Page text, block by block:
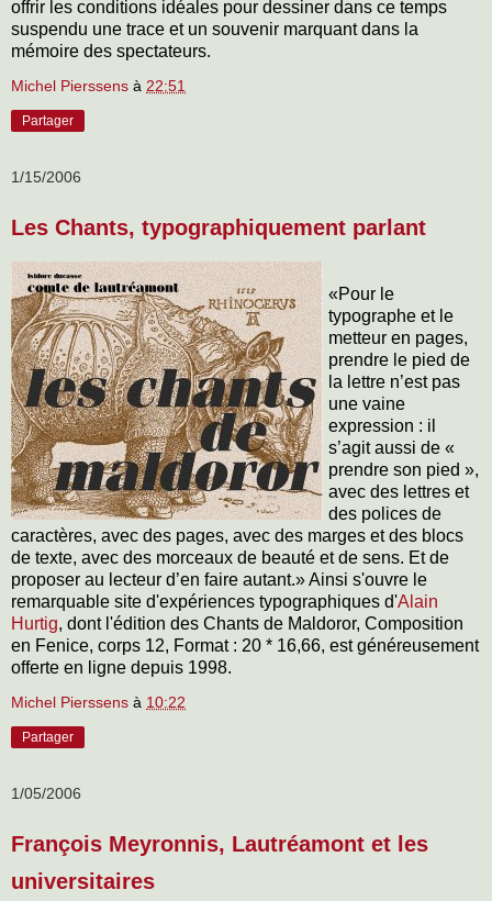
offrir les conditions idéales pour dessiner dans ce temps
suspendu une trace et un souvenir marquant dans la
mémoire des spectateurs.
Michel Pierssens à 22:51
Partager
1/15/2006
Les Chants, typographiquement parlant
«Pour le
typographe et le
metteur en pages,
prendre le pied de
la lettre n’est pas
une vaine
expression : il
s’agit aussi de «
prendre son pied »,
avec des lettres et
des polices de
caractères, avec des pages, avec des marges et des blocs
de texte, avec des morceaux de beauté et de sens. Et de
proposer au lecteur d’en faire autant.» Ainsi s'ouvre le
remarquable site d'expériences typographiques d'Alain
Hurtig, dont l'édition des Chants de Maldoror, Composition
en Fenice, corps 12, Format : 20 * 16,66, est généreusement
offerte en ligne depuis 1998.
Michel Pierssens à 10:22
Partager
1/05/2006
François Meyronnis, Lautréamont et les
universitaires